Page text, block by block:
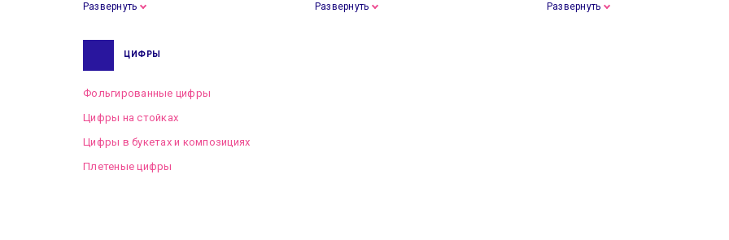
Развернуть Развернуть Развернуть
ЦИФРЫ
Фольгированные цифры
Цифры на стойках
Цифры в букетах и композициях
Плетеные цифры